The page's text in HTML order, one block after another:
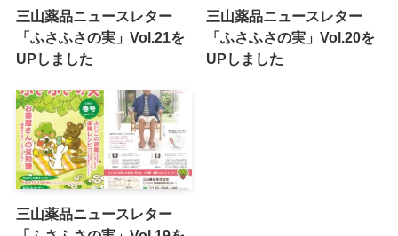
三山薬品ニュースレター
「ふさふさの実」Vol.21を
UPしました
三山薬品ニュースレター
「ふさふさの実」Vol.20を
UPしました
三山薬品ニュースレター